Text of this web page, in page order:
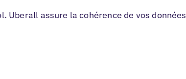
assure la cohérence de vos données